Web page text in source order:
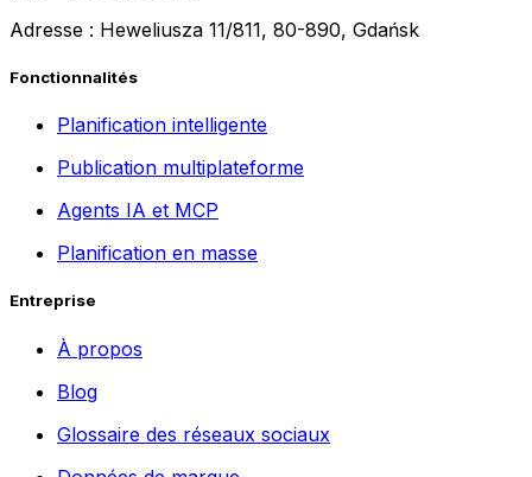
Adresse : Heweliusza 11/811, 80-890, Gdańsk
Fonctionnalités
Planification intelligente
Publication multiplateforme
Agents IA et MCP
Planification en masse
Entreprise
À propos
Blog
Glossaire des réseaux sociaux